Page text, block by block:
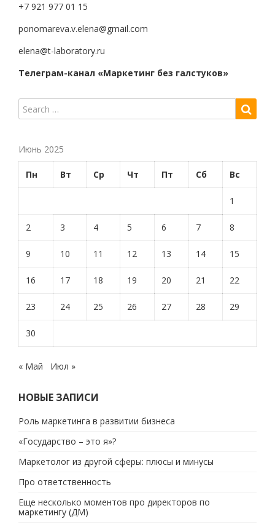
+7 921 977 01 15
ponomareva.v.elena@gmail.com
elena@t-laboratory.ru
Телеграм-канал «Маркетинг без галстуков»
Июнь 2025
Пн Вт Ср Чт Пт Сб Вс
1
2 3 4 5 6 7 8
9 10 11 12 13 14 15
16 17 18 19 20 21 22
23 24 25 26 27 28 29
30
« Май Июл »
НОВЫЕ ЗАПИСИ
Роль маркетинга в развитии бизнеса
«Государство – это я»?
Маркетолог из другой сферы: плюсы и минусы
Про ответственность
Еще несколько моментов про директоров по
маркетингу (ДМ)